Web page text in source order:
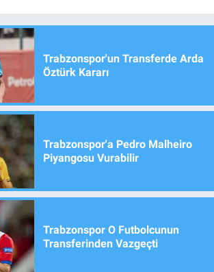
Trabzonspor'un Transferde Arda
Öztürk Kararı
Trabzonspor'a Pedro Malheiro
Piyangosu Vurabilir
Trabzonspor O Futbolcunun
Transferinden Vazgeçti